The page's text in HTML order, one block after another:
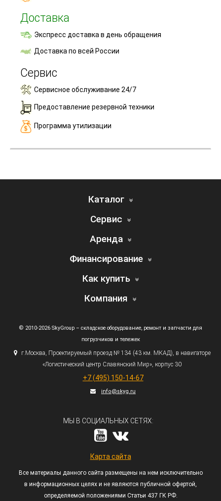
Доставка
Экспресс доставка в день обращения
Доставка по всей России
Сервис
Сервисное обслуживание 24/7
Предоставление резервной техники
Программа утилизации
Каталог
Сервис
Аренда
Финансирование
Как купить
Компания
© 2010-2026 SkyGroup – складское оборудование, ремонт и запчасти для
погрузчиков и тележек
г.Москва, Проектируемый проезд № 134 (43км. МКАД), в навигаторе
«Логистический центр Славянский Мир», корпус 30
+7 (495) 150-14-67
info@skyg.ru
МЫ В СОЦИАЛЬНЫХ СЕТЯХ:
Карта сайта
Все материалы данного сайта размещены на нем исключительно
в информационных целях и не являются публичной офертой,
определяемой положениями Статьи 437 ГК РФ.